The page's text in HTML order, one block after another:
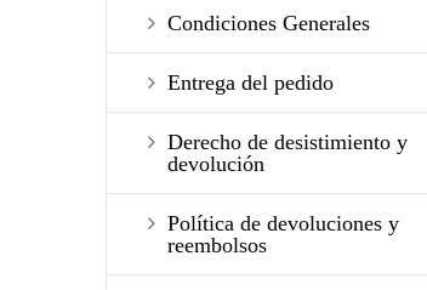
Condiciones Generales
Entrega del pedido
Derecho de desistimiento y
devolución
Política de devoluciones y
reembolsos